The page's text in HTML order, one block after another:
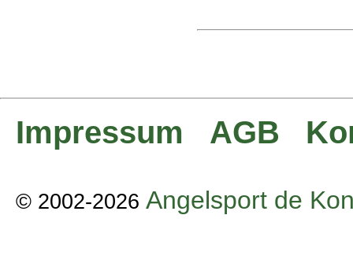
Impressum AGB
© 2002-2026 Angelsport de